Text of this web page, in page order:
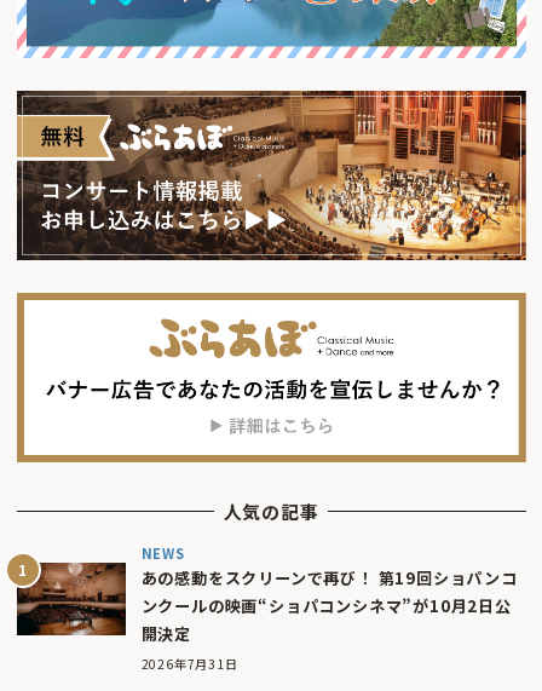
人気の記事
NEWS
あの感動をスクリーンで再び！ 第19回ショパンコ
ンクールの映画“ショパコンシネマ”が10月2日公
開決定
2026年7月31日